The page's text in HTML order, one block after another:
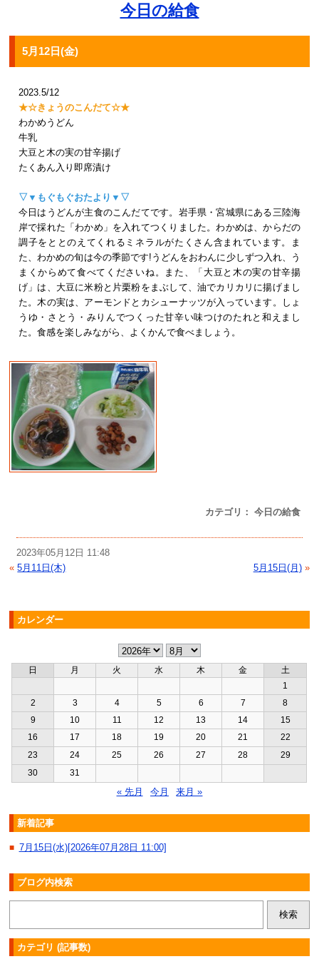
今日の給食
5月12日(金)
カテゴリ： 今日の給食
2023.5/12
★☆きょうのこんだて☆★
わかめうどん
牛乳
大豆と木の実の甘辛揚げ
たくあん入り即席漬け
▽▼もぐもぐおたより▼▽
今日はうどんが主食のこんだてです。岩手県・宮城県にある三陸海
岸で採れた「わかめ」を入れてつくりました。わかめは、からだの
調子をととのえてくれるミネラルがたくさん含まれています。ま
た、わかめの旬は今の季節です!うどんをおわんに少しずつ入れ、う
まくからめて食べてくださいね。また、「大豆と木の実の甘辛揚
げ」は、大豆に米粉と片栗粉をまぶして、油でカリカリに揚げまし
た。木の実は、アーモンドとカシューナッツが入っています。しょ
うゆ・さとう・みりんでつくった甘辛い味つけのたれと和えまし
た。食感を楽しみながら、よくかんで食べましょう。
2023年05月12日 11:48
« 5月11日(木) 5月15日(月) »
カレンダー
日 月 火 水 木 金
土
1
2
3 4 5 6 7
8
9
10 11 12 13 14
15
16
17 18 19 20 21
22
23
24 25 26 27 28
29
30
31
« 先月 今月 来月 »
新着記事
■ 7月15日(水)[2026年07月28日 11:00]
ブログ内検索
カテゴリ (記事数)